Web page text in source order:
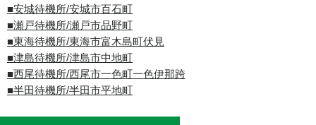
■安城待機所/安城市百石町
■瀬戸待機所/瀬戸市品野町
■東海待機所/東海市富木島町伏見
■津島待機所/津島市中地町
■西尾待機所/西尾市一色町一色伊那跨
■半田待機所/半田市平地町